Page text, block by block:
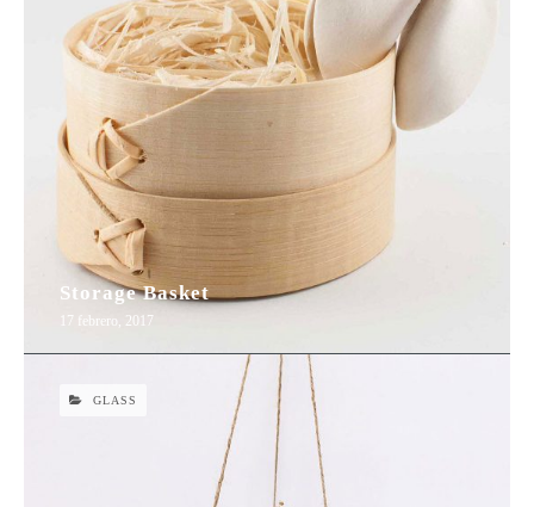
17 febrero, 2017
Storage Basket
GLASS